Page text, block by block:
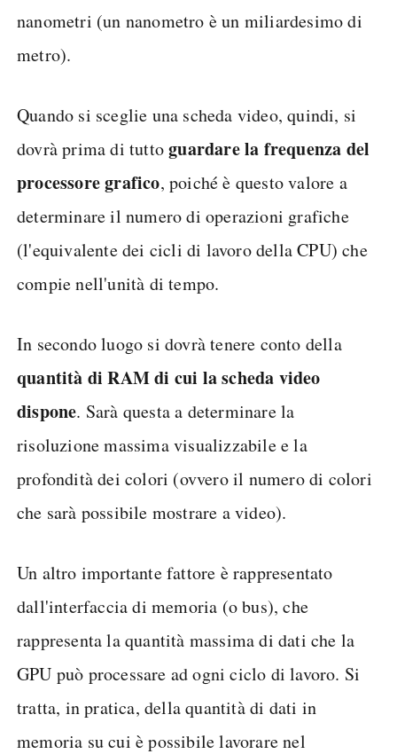
nanometri (un nanometro è un miliardesimo di
metro).
Quando si sceglie una scheda video, quindi, si
dovrà prima di tuttoguardare la frequenza del
processore grafico, poiché è questo valore a
determinare il numero di operazioni grafiche
(l'equivalente dei cicli di lavoro della CPU) che
compie nell'unità di tempo.
In secondo luogo si dovrà tenere conto della
quantità di RAM di cui la scheda video
dispone. Sarà questa a determinare la
risoluzione massima visualizzabile e la
profondità dei colori (ovvero il numero di colori
che sarà possibile mostrare a video).
Un altro importante fattore è rappresentato
dall'interfaccia di memoria (o bus), che
rappresenta la quantità massima di dati che la
GPU può processare ad ogni ciclo di lavoro. Si
tratta, in pratica, della quantità di dati in
memoria su cui è possibile lavorare nel